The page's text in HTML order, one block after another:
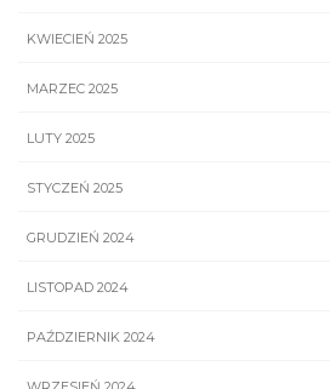
KWIECIEŃ 2025
MARZEC 2025
LUTY 2025
STYCZEŃ 2025
GRUDZIEŃ 2024
LISTOPAD 2024
PAŹDZIERNIK 2024